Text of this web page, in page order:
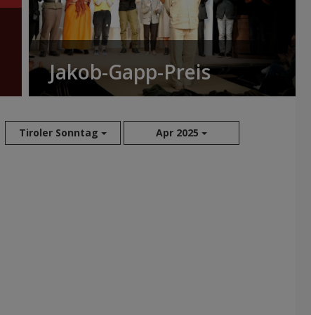
Jakob-Gapp-Preis
Tiroler Sonntag Apr 2025